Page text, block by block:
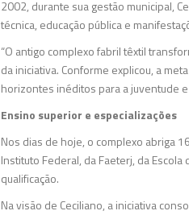
2002, durante sua gestão municipal,
técnica, educação pública e
“O antigo complexo fabril têxtil
da iniciativa. Conforme explicou, a
horizontes inéditos para a juventude
Ensino superior e especializações
Nos dias de hoje, o complexo abriga
Instituto Federal, da Faeterj, da
qualificação.
Na visão de Ceciliano, a iniciativa